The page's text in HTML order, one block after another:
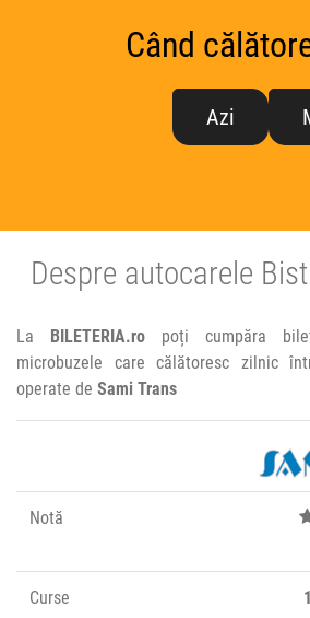
Când
Azi
Despre autocarele
La BILETERIA.ro poți cumpăra
microbuzele care călătoresc zilnic
operate de Sami Trans
Notă
Curse